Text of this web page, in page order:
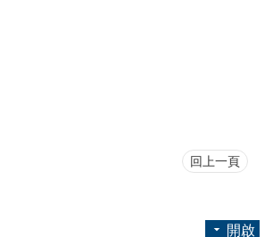
回上一頁
開啟